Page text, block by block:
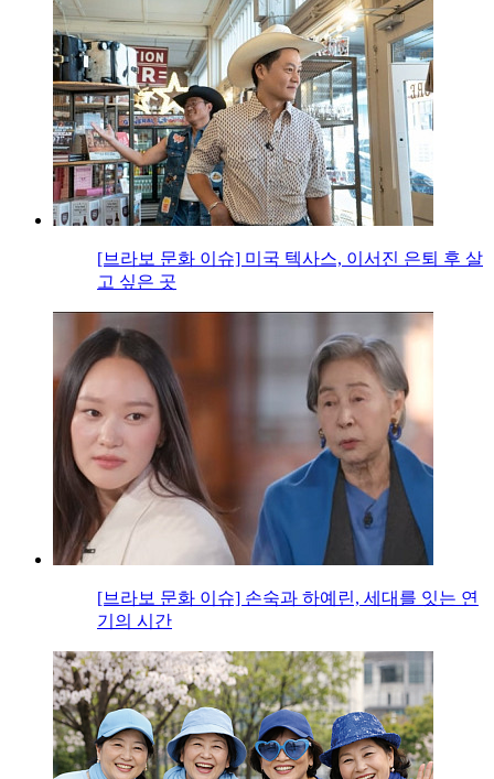
[브라보 문화 이슈] 미국 텍사스, 이서진 은퇴 후 살
고 싶은 곳
[브라보 문화 이슈] 손숙과 하예린, 세대를 잇는 연
기의 시간